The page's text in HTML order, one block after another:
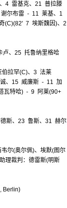
4 雷基克、21 普拉滕
尔布雷 - 11 莱基、1
(C)(82' 7 埃斯魏因)、2
卢、25 托鲁纳里格哈
拉罕(C)、3 法莱
、15 威廉斯 - 11 加
瓦特哈) - 9 阿莱(90+
斯、23 鲁斯、31 赫尔
尔(奥尔佩)、埃默(图尔
理裁判：德雷斯(明斯
Berlin)